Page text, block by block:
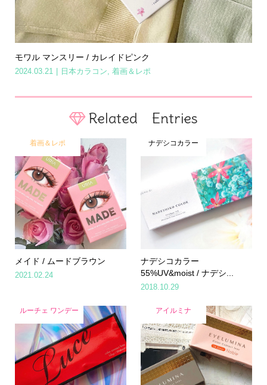
モワル マンスリー / カレイドピンク
2024.03.21 日本カラコン 着画＆レポ
Related Entries
着画＆レポ
メイド / ムードブラウン
2021.02.24
ナデシコカラー
ナデシコカラー
55%UV&moist / ナデシ...
2018.10.29
ルーチェ ワンデー アイルミナ
Home Share Search Contact